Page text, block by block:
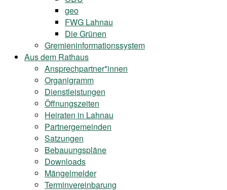
geo
FWG Lahnau
Die Grünen
Gremieninformationssystem
Aus dem Rathaus
Ansprechpartner*innen
Organigramm
Dienstleistungen
Öffnungszeiten
Heiraten in Lahnau
Partnergemeinden
Satzungen
Bebauungspläne
Downloads
Mängelmelder
Terminvereinbarung